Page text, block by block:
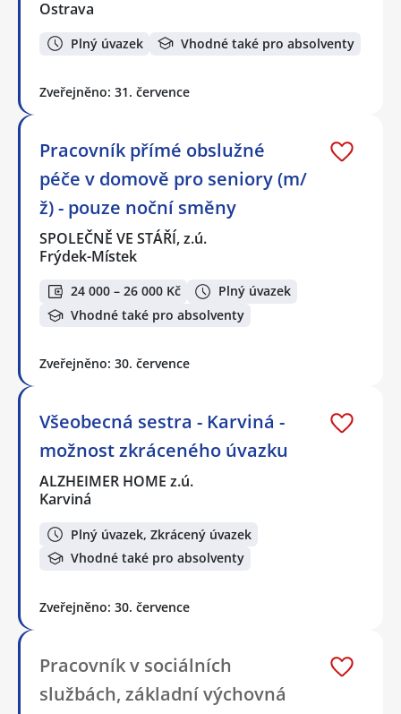
Ostrava
Plný úvazek Vhodné také pro absolventy
Zveřejněno: 31. července
Pracovník přímé obslužné
péče v domově pro seniory (m/
ž) - pouze noční směny
SPOLEČNĚ VE STÁŘÍ, z.ú.
Frýdek-Místek
24 000 – 26 000 Kč
Plný úvazek
Vhodné také pro absolventy
Zveřejněno: 30. července
Všeobecná sestra - Karviná -
možnost zkráceného úvazku
ALZHEIMER HOME z.ú.
Karviná
Plný úvazek, Zkrácený úvazek
Vhodné také pro absolventy
Zveřejněno: 30. července
Pracovník v sociálních
službách, základní výchovná